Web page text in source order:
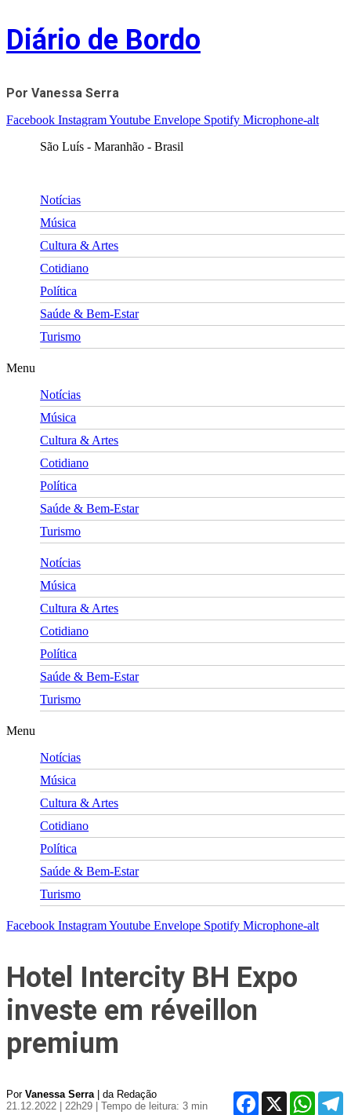
Skip
to
content
Diário de Bordo
Por Vanessa Serra
Facebook InstagramYoutube Envelope Spotify Microphone-alt
São Luís - Maranhão - Brasil
Notícias
Música
Cultura & Artes
Cotidiano
Política
Saúde & Bem-Estar
Turismo
Menu
Notícias
Música
Cultura & Artes
Cotidiano
Política
Saúde & Bem-Estar
Turismo
Notícias
Música
Cultura & Artes
Cotidiano
Política
Saúde & Bem-Estar
Turismo
Menu
Notícias
Música
Cultura & Artes
Cotidiano
Política
Saúde & Bem-Estar
Turismo
Facebook InstagramYoutube Envelope Spotify Microphone-alt
Hotel Intercity BH Expo
investe em réveillon
premium
Por Vanessa Serra| da Redação
21.12.2022 | 22h29
| Tempo de leitura: 3 min
Facebook
X